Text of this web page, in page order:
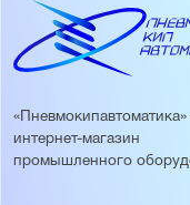
«Пневмокипавтоматика»
интернет-магазин
промышленного